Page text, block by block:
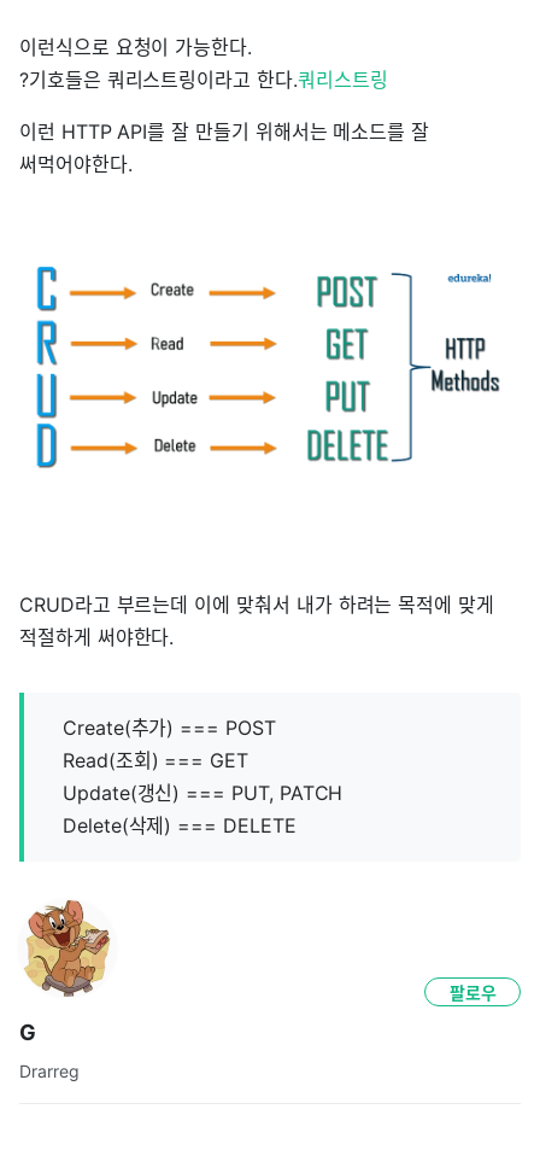
이런식으로 요청이 가능한다.
?기호들은 쿼리스트링이라고 한다.쿼리스트링
이런 HTTP API를 잘 만들기 위해서는 메소드를 잘
써먹어야한다.
CRUD라고 부르는데 이에 맞춰서 내가 하려는 목적에 맞게
적절하게 써야한다.
Create(추가) === POST
Read(조회) === GET
Update(갱신) === PUT, PATCH
Delete(삭제) === DELETE
G
Drarreg
팔로우